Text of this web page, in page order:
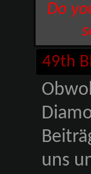
Do
49th
uns